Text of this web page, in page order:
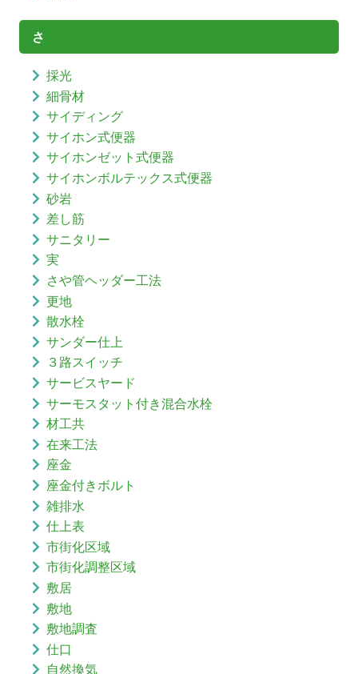
さ
採光
細骨材
サイディング
サイホン式便器
サイホンゼット式便器
サイホンボルテックス式便器
砂岩
差し筋
サニタリー
実
さや管ヘッダー工法
更地
散水栓
サンダー仕上
３路スイッチ
サービスヤード
サーモスタット付き混合水栓
材工共
在来工法
座金
座金付きボルト
雑排水
仕上表
市街化区域
市街化調整区域
敷居
敷地
敷地調査
仕口
自然換気